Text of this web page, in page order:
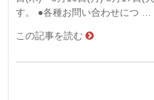
す。 ●各種お問い合わせにつ …
この記事を読む